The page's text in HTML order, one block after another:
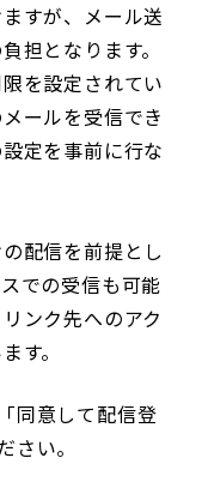
すが、メール送
担となります。
を設定されてい
ールを受信でき
定を事前に行な
配信を前提とし
での受信も可能
ンク先へのアク
す。
同意して配信登
い。